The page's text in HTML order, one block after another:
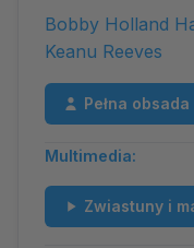
Bobby Holland
Keanu Reeves
Pełna
Multimedia:
Zwiastuny i